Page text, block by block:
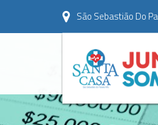
São Sebastião Do